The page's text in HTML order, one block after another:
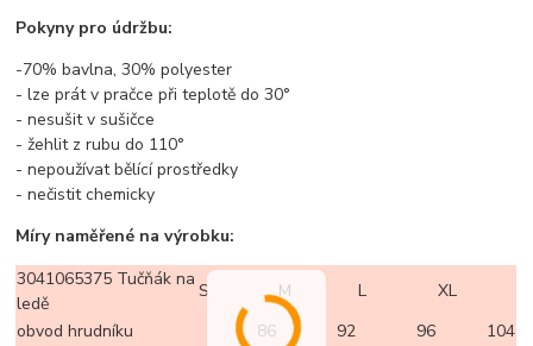
Pokyny pro údržbu:
-70% bavlna, 30% polyester
- lze prát v pračce při teplotě do 30°
- nesušit v sušičce
- žehlit z rubu do 110°
- nepoužívat bělící prostředky
- nečistit chemicky
Míry naměřené na výrobku:
3041065375 Tučňák na
ledě
S M L
XL
obvod hrudníku
86 92 96
104